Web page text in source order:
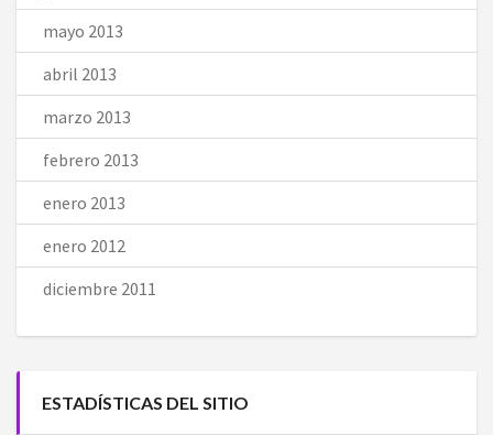
mayo 2013
abril 2013
marzo 2013
febrero 2013
enero 2013
enero 2012
diciembre 2011
ESTADÍSTICAS DEL SITIO